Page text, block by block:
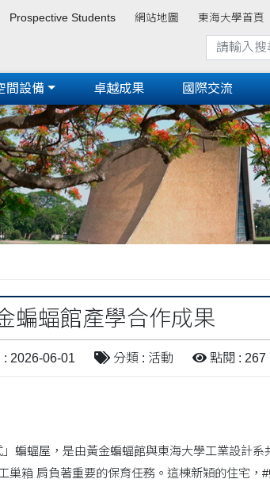
Prospective Students 網站地圖 東海大學首頁
間設備 卓越成果 國際交流
蝙蝠館產學合作成果
2026-06-01 分類 : 活動 點閱 : 267
蝙蝠屋，是由黃金蝙蝠館與東海大學工業設計
箱 肩負著重要的保育任務。這棟新穎的住宅，